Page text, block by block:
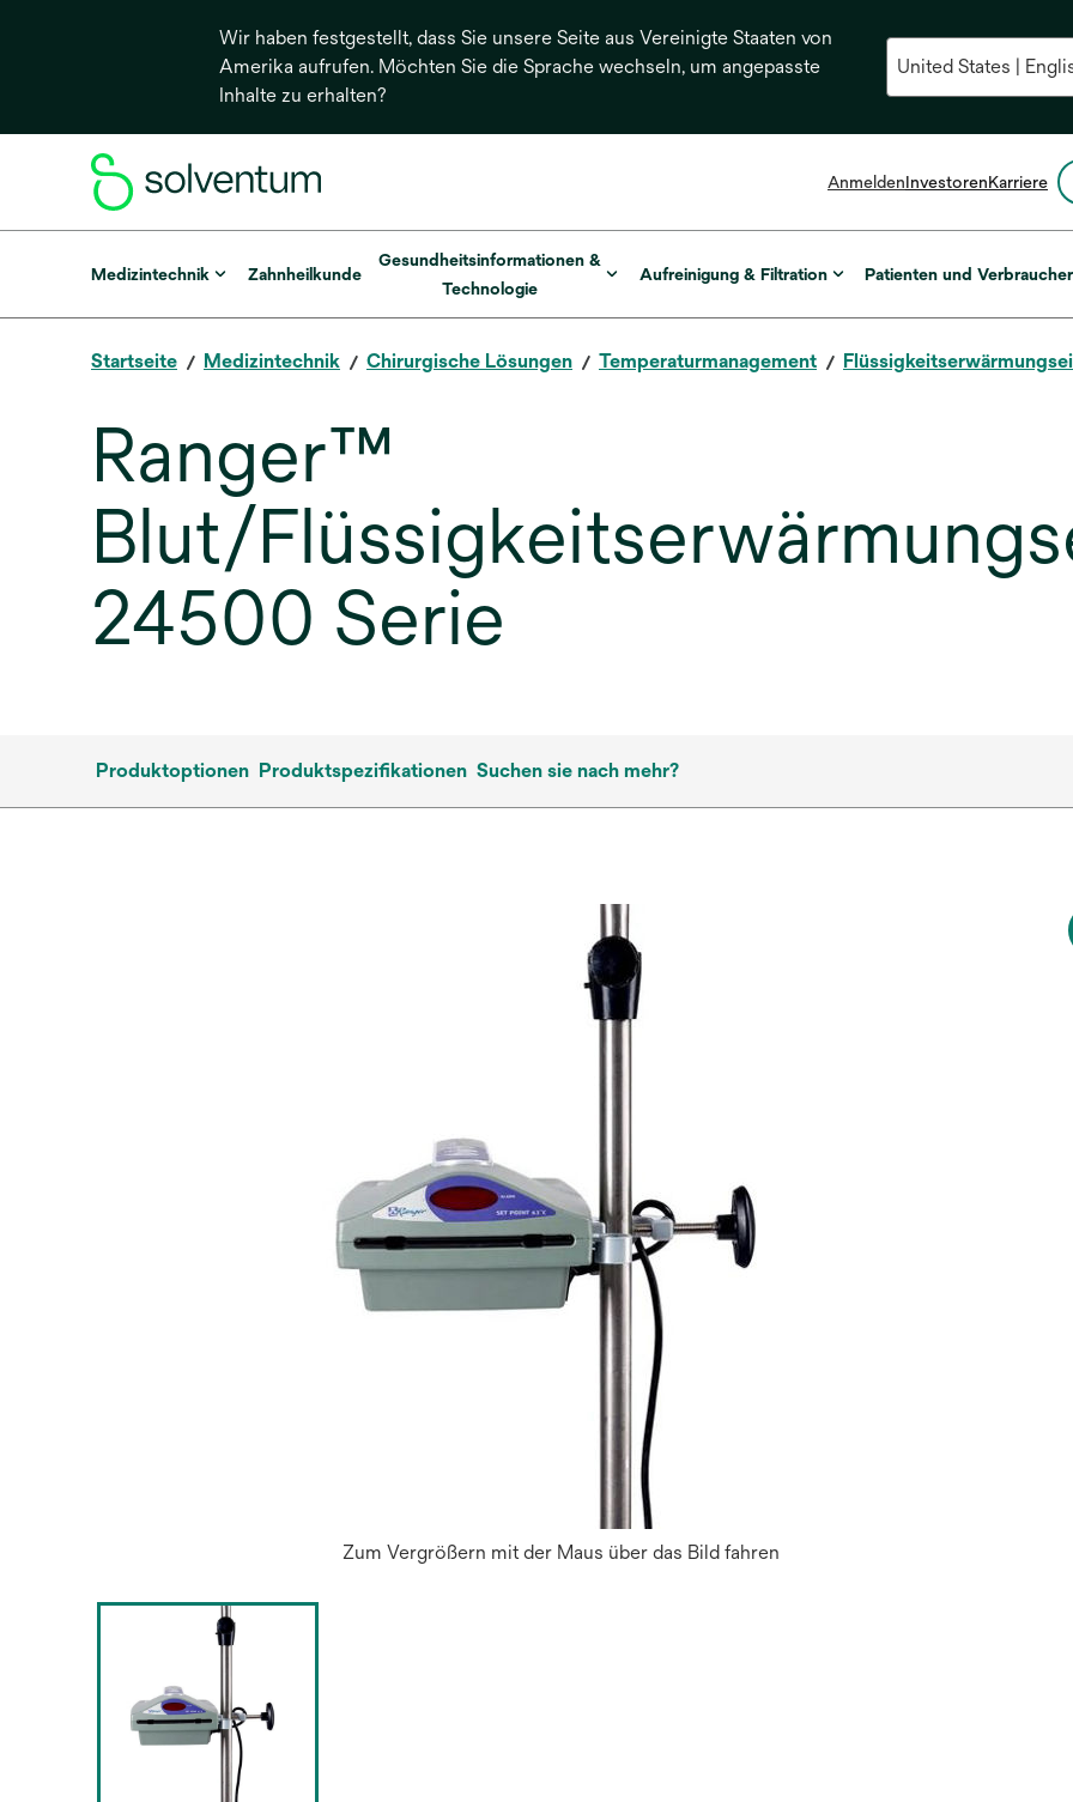
Wir haben festgestellt, dass Sie unsere Seite aus Vereinigte Staaten von
Amerika aufrufen. Möchten Sie die Sprache wechseln, um angepasste
Inhalte zu erhalten?
AnmeldenInvestorenKarriere
Medizintechnik Zahnheilkunde
Gesundheitsinformationen &
Technologie
Aufreinigung & Filtration Patienten und Verbraucher
Startseite Medizintechnik Chirurgische Lösungen Temperaturmanagement
Ranger™
Blut/
24500 Serie
Produktoptionen Produktspezifikationen Suchen sie nach mehr?
Zum Vergrößern mit der Maus über das Bild fahren